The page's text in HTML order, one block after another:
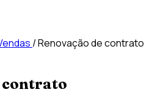
/Renovação de contrato
contrato